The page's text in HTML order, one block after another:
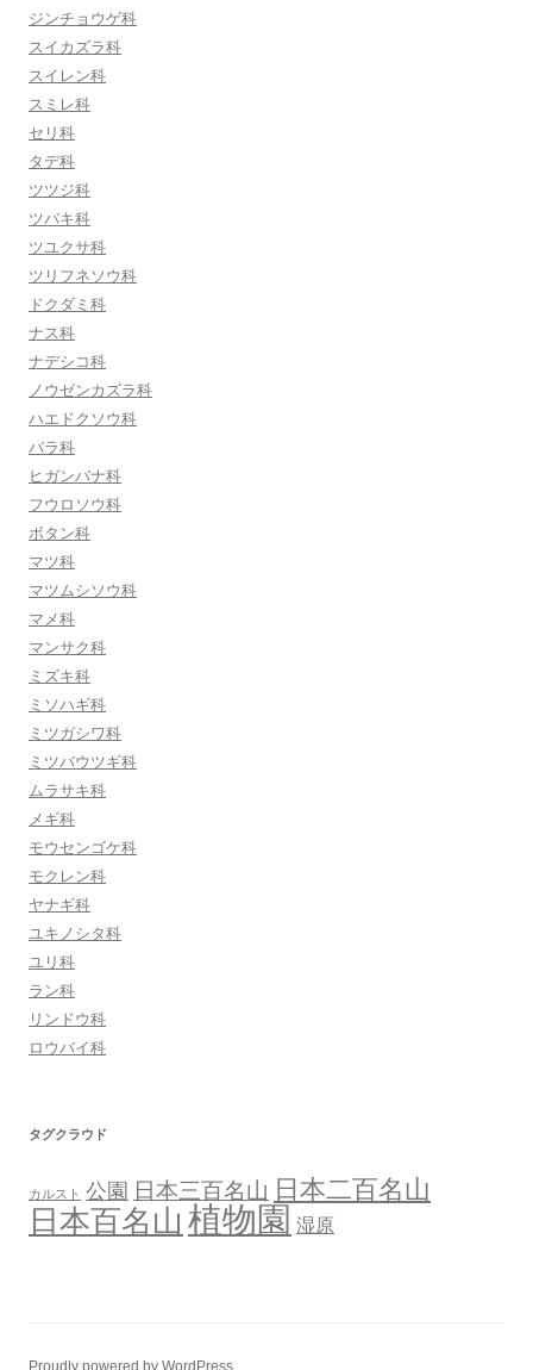
ジンチョウゲ科
スイカズラ科
スイレン科
スミレ科
セリ科
タデ科
ツツジ科
ツバキ科
ツユクサ科
ツリフネソウ科
ドクダミ科
ナス科
ナデシコ科
ノウゼンカズラ科
ハエドクソウ科
バラ科
ヒガンバナ科
フウロソウ科
ボタン科
マツ科
マツムシソウ科
マメ科
マンサク科
ミズキ科
ミソハギ科
ミツガシワ科
ミツバウツギ科
ムラサキ科
メギ科
モウセンゴケ科
モクレン科
ヤナギ科
ユキノシタ科
ユリ科
ラン科
リンドウ科
ロウバイ科
タグクラウド
カルスト 公園 日本三百名山 日本二百名山
日本百名山 植物園 湿原
Proudly powered by WordPress